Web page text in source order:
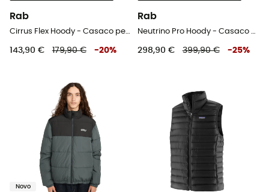
Rab
Cirrus Flex Hoody - Casaco penas homem
143,90 € 179,90 € -20%
Rab
Neutrino Pro Hoody - Casaco penas homem
298,90 € 399,90 € -25%
Novo